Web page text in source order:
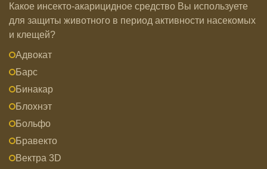
Какое инсекто-акарицидное средство Вы используете
для защиты животного в период активности насекомых
и клещей?
Адвокат
Барс
Бинакар
Блохнэт
Больфо
Бравекто
Вектра 3D